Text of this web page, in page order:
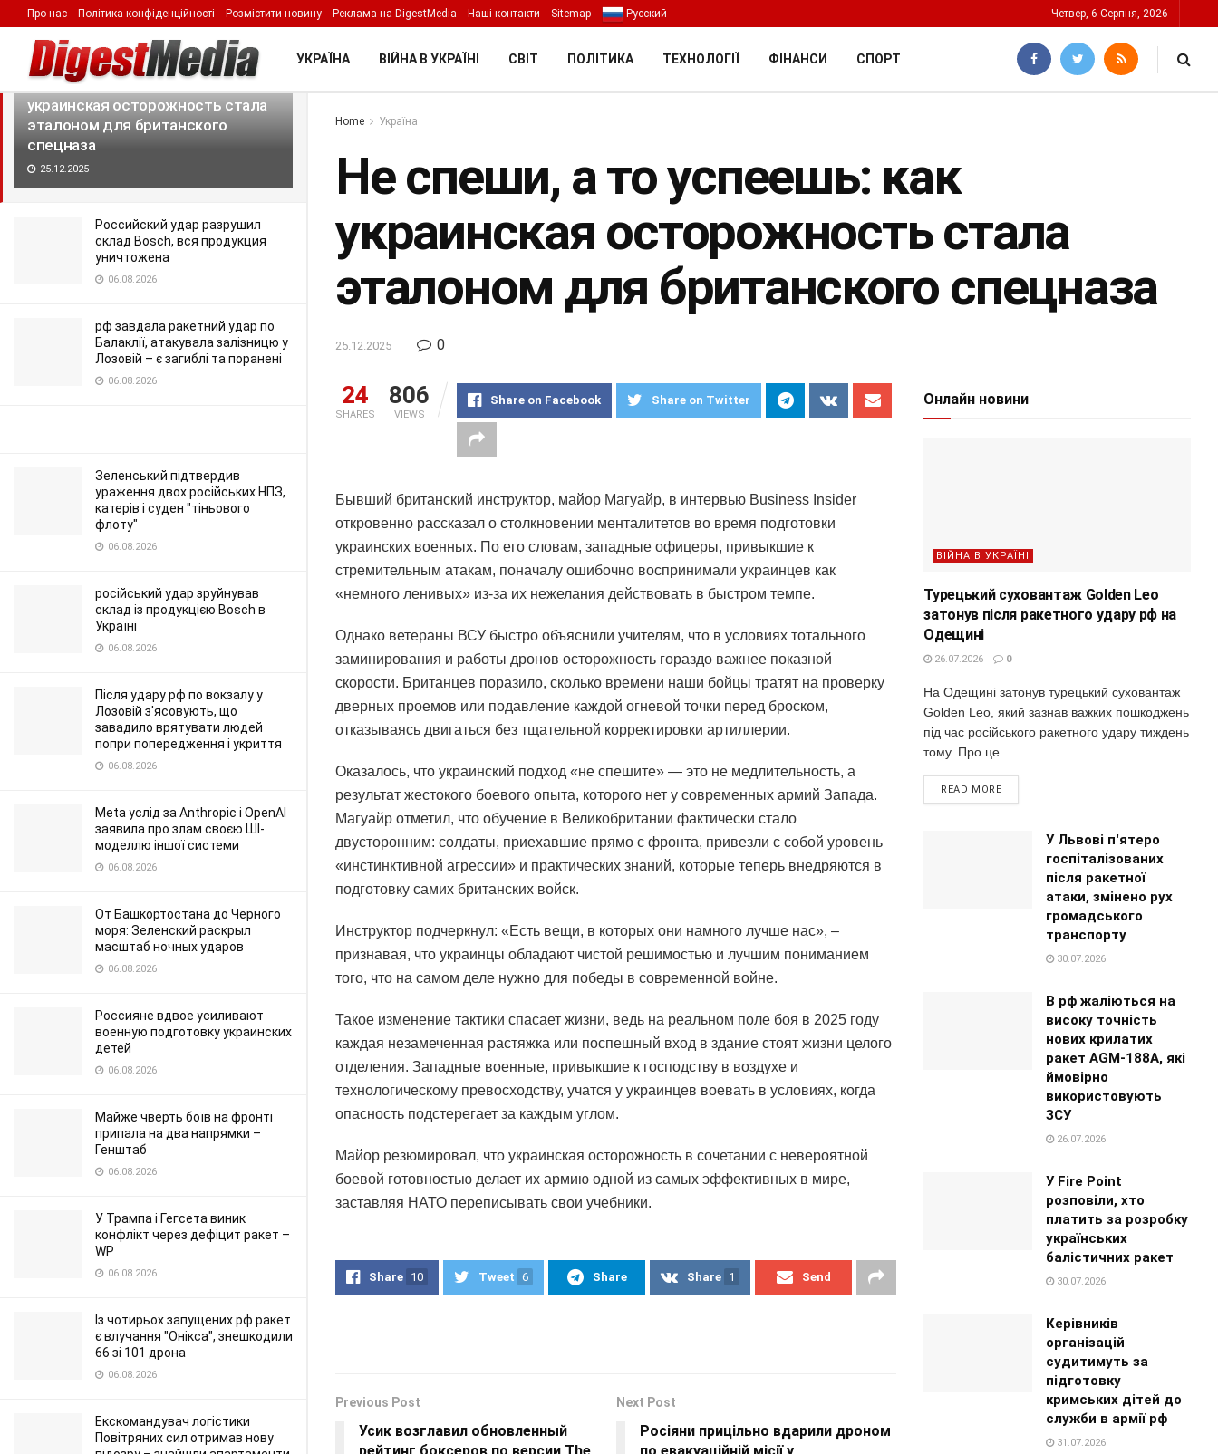
LATEST TRENDING Filter
Не спеши, а то успеешь: как
украинская осторожность стала
эталоном для британского
спецназа
25.12.2025
Российский удар разрушил
склад Bosch, вся продукция
уничтожена
06.08.2026
рф завдала ракетний удар по
Балаклії, атакувала залізницю у
Лозовій – є загиблі та поранені
06.08.2026
Зеленський підтвердив
ураження двох російських НПЗ,
катерів і суден "тіньового
флоту"
06.08.2026
російський удар зруйнував
склад із продукцією Bosch в
Україні
06.08.2026
Після удару рф по вокзалу у
Лозовій з'ясовують, що
завадило врятувати людей
попри попередження і укриття
06.08.2026
Meta услід за Anthropic і OpenAI
заявила про злам своєю ШІ-
моделлю іншої системи
06.08.2026
От Башкортостана до Черного
моря: Зеленский раскрыл
масштаб ночных ударов
06.08.2026
Россияне вдвое усиливают
военную подготовку украинских
детей
06.08.2026
Майже чверть боїв на фронті
припала на два напрямки –
Генштаб
06.08.2026
У Трампа і Гегсета виник
конфлікт через дефіцит ракет –
WP
06.08.2026
Із чотирьох запущених рф ракет
є влучання "Онікса", знешкодили
66 зі 101 дрона
06.08.2026
Екскомандувач логістики
Повітряних сил отримав нову
Про нас Політика конфіденційності Розмістити новину Реклама на DigestMedia Наші контакти Sitemap Русский Четвер, 6 Серпня, 2026
УКРАЇНА ВІЙНА В УКРАЇНІ СВІТ ПОЛІТИКА ТЕХНОЛОГІЇ ФІНАНСИ СПОРТ
Home Україна
Не спеши, а то успеешь: как
украинская осторожность стала
эталоном для британского спецназа
25.12.2025 0
24
SHARES
806
VIEWS
Share on Facebook Share on Twitter
Бывший британский инструктор, майор Магуайр, в интервью Business Insider
откровенно рассказал о столкновении менталитетов во время подготовки
украинских военных. По его словам, западные офицеры, привыкшие к
стремительным атакам, поначалу ошибочно воспринимали украинцев как
«немного ленивых» из-за их нежелания действовать в быстром темпе.
Однако ветераны ВСУ быстро объяснили учителям, что в условиях тотального
заминирования и работы дронов осторожность гораздо важнее показной
скорости. Британцев поразило, сколько времени наши бойцы тратят на проверку
дверных проемов или подавление каждой огневой точки перед броском,
отказываясь двигаться без тщательной корректировки артиллерии.
Оказалось, что украинский подход «не спешите» — это не медлительность, а
результат жестокого боевого опыта, которого нет у современных армий Запада.
Магуайр отметил, что обучение в Великобритании фактически стало
двусторонним: солдаты, приехавшие прямо с фронта, привезли с собой уровень
«инстинктивной агрессии» и практических знаний, которые теперь внедряются в
подготовку самих британских войск.
Инструктор подчеркнул: «Есть вещи, в которых они намного лучше нас», –
признавая, что украинцы обладают чистой решимостью и лучшим пониманием
того, что на самом деле нужно для победы в современной войне.
Такое изменение тактики спасает жизни, ведь на реальном поле боя в 2025 году
каждая незамеченная растяжка или поспешный вход в здание стоят жизни целого
отделения. Западные военные, привыкшие к господству в воздухе и
технологическому превосходству, учатся у украинцев воевать в условиях, когда
опасность подстерегает за каждым углом.
Майор резюмировал, что украинская осторожность в сочетании с невероятной
боевой готовностью делает их армию одной из самых эффективных в мире,
заставляя НАТО переписывать свои учебники.
Share 10 Tweet 6 Share Share 1 Send
Previous Post
Усик возглавил обновленный
Next Post
Росіяни прицільно вдарили дроном
Онлайн новини
ВІЙНА В УКРАЇНІ
Турецький суховантаж Golden Leo
затонув після ракетного удару рф на
Одещині
26.07.2026 0
На Одещині затонув турецький суховантаж
Golden Leo, який зазнав важких пошкоджень
під час російського ракетного удару тиждень
тому. Про це...
READ MORE
У Львові п'ятеро
госпіталізованих
після ракетної
атаки, змінено рух
громадського
транспорту
30.07.2026
В рф жаліються на
високу точність
нових крилатих
ракет AGM-188A, які
ймовірно
використовують
ЗСУ
26.07.2026
У Fire Point
розповіли, хто
платить за розробку
українських
балістичних ракет
30.07.2026
Керівників
організацій
судитимуть за
підготовку
кримських дітей до
служби в армії рф
31.07.2026